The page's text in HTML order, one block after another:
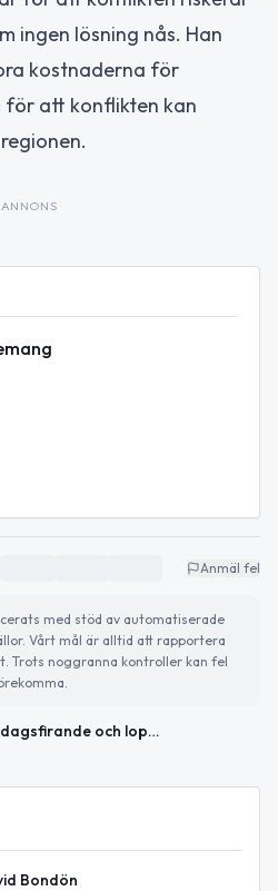
ingen lösning nås. Han
kostnaderna för
för att konflikten kan
ANNONS
Anmäl fel
med stöd av automatiserade
Vårt mål är alltid att rapportera
Trots noggranna kontroller kan fel
Nationaldagsfirande och loppis – så blir helgen i Piteå
Bondön